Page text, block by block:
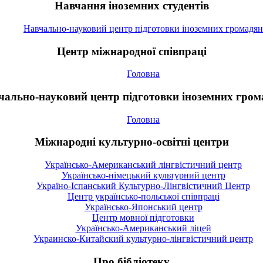
Навчання іноземних студентів
Навчально-науковий центр підготовки іноземних громадян
Центр міжнародної співпраці
Головна
науковий центр підготовки іноземних
Головна
Міжнародні культурно-освітні центри
Українсько-Американський лінгвістичний центр
Українсько-німецький культурний центр
Україно-Іспанський Культурно-Лінгвістичний Центр
Центр українсько-польської співпраці
Українсько-Японський центр
Центр мовної підготовки
Українсько-Американський ліцей
Украинско-Китайский культурно-лінгвістичний центр